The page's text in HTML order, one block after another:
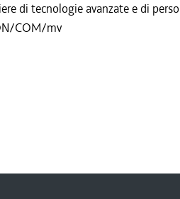
di tecnologie avanzate e di
COM/mv